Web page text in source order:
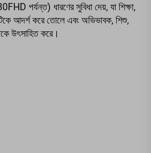
পর্যন্ত) ধারণের সুবিধা দেয়, যা শিক্ষা,
আদর্শ করে তোলে এবং অভিভাবক, শিশু,
উৎসাহিত করে।